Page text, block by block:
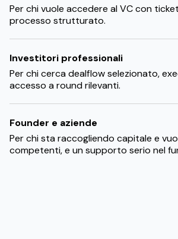
Per chi vuole accedere al VC con
processo strutturato.
Investitori professionali
Per chi cerca dealflow selezionato,
accesso a round rilevanti.
Founder e aziende
Per chi sta raccogliendo capitale e
competenti, e un supporto serio nel